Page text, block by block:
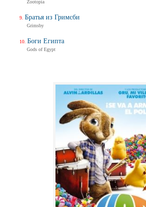
Zootopia
Братья из Гримсби
Grimsby
Боги Египта
Gods of Egypt